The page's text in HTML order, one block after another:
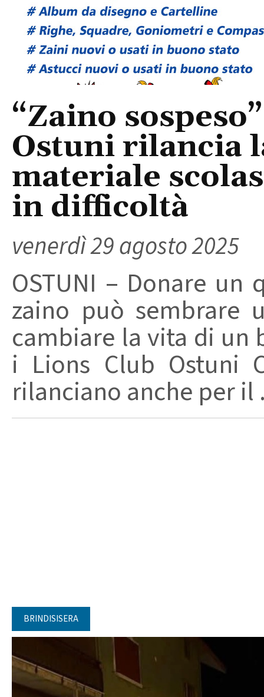
“Zaino
Ostuni rilancia
materiale
in difficoltà
venerdì 29 agosto 2025
OSTUNI – Donare
zaino può sembrare
cambiare la vita di un
i Lions Club Ostuni
rilanciano anche per il
BRINDISISERA